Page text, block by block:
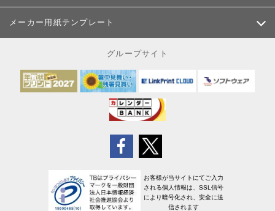
メーカー用紙テンプレート
グループサイト
お客様が当サイトにてご入力
される個人情報は、SSL信号
により暗号化され、安全に送
信されます